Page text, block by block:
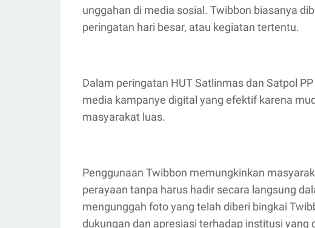
unggahan di media sosial. Twibbon biasanya
peringatan hari besar, atau kegiatan tertentu.
Dalam peringatan HUT Satlinmas dan Satpol
media kampanye digital yang efektif karena
masyarakat luas.
Penggunaan Twibbon memungkinkan
perayaan tanpa harus hadir secara langsung
mengunggah foto yang telah diberi bingkai
dukungan dan apresiasi terhadap institusi yang